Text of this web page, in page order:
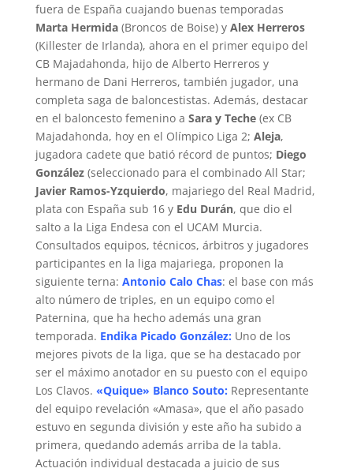
fuera de España cuajando buenas temporadas
Marta Hermida(Broncos de Boise) y Alex Herreros
(Killester de Irlanda), ahora en el primer equipo del
CB Majadahonda, hijo de Alberto Herreros y
hermano de Dani Herreros, también jugador, una
completa saga de baloncestistas. Además, destacar
en el baloncesto femenino a Sara y Teche(ex CB
Majadahonda, hoy en el Olímpico Liga 2; Aleja,
jugadora cadete que batió récord de puntos; Diego
González(seleccionado para el combinado All Star;
Javier Ramos-Yzquierdo, majariego del Real Madrid,
plata con España sub 16 y Edu Durán, que dio el
salto a la Liga Endesa con el UCAM Murcia.
Consultados equipos, técnicos, árbitros y jugadores
participantes en la liga majariega, proponen la
siguiente terna: Antonio Calo Chas: el base con más
alto número de triples, en un equipo como el
Paternina, que ha hecho además una gran
temporada. Endika Picado González: Uno de los
mejores pivots de la liga, que se ha destacado por
ser el máximo anotador en su puesto con el equipo
Los Clavos. «Quique» Blanco Souto: Representante
del equipo revelación «Amasa», que el año pasado
estuvo en segunda división y este año ha subido a
primera, quedando además arriba de la tabla.
Actuación individual destacada a juicio de sus